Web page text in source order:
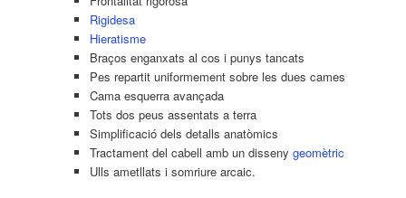
Rigidesa
Hieratisme
Braços enganxats al cos i punys tancats
Pes repartit uniformement sobre les dues cames
Cama esquerra avançada
Tots dos peus assentats a terra
Simplificació dels detalls anatòmics
Tractament del cabell amb un dissenygeomètric
Ulls ametllats i somriure arcaic.